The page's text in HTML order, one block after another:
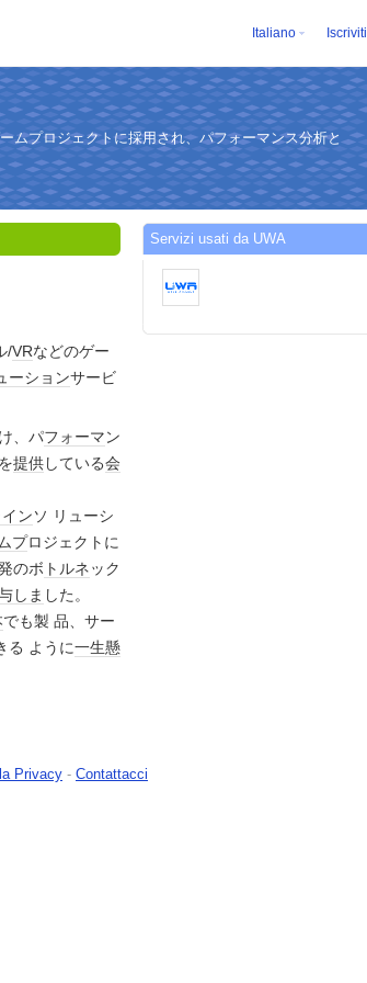
Italiano Iscriviti
ムプロジェクトに採用され、パフォーマンス分析と
/VRなどのゲー
ーションサービ
、パフォーマン
提供している会
ンソ リューシ
プロジェクトに
のボ トルネック
しま した。
でも製 品、サー
る ように一生懸
Servizi usati da UWA
Privacy - Contattacci